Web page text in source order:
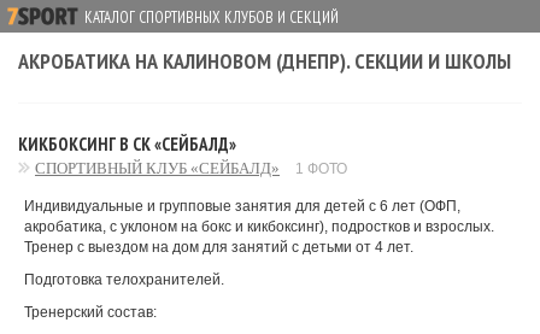
КАТАЛОГ СПОРТИВНЫХ КЛУБОВ И СЕКЦИЙ
АКРОБАТИКА НА КАЛИНОВОМ (ДНЕПР). СЕКЦИИ И ШКОЛЫ
КИКБОКСИНГ В СК «СЕЙБАЛД»
СПОРТИВНЫЙ КЛУБ «СЕЙБАЛД» 1 ФОТО
Индивидуальные и групповые занятия для детей с 6 лет (ОФП,
акробатика, с уклоном на бокс и кикбоксинг), подростков и взрослых.
Тренер с выездом на дом для занятий с детьми от 4 лет.
Подготовка телохранителей.
Тренерский состав: